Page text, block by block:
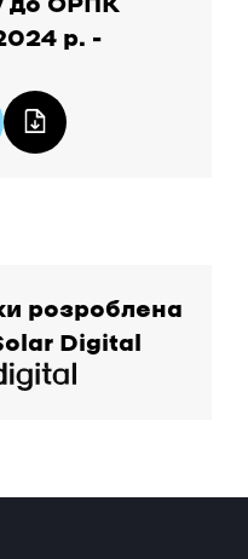
до ОРПК
р. -
розроблена
Digital